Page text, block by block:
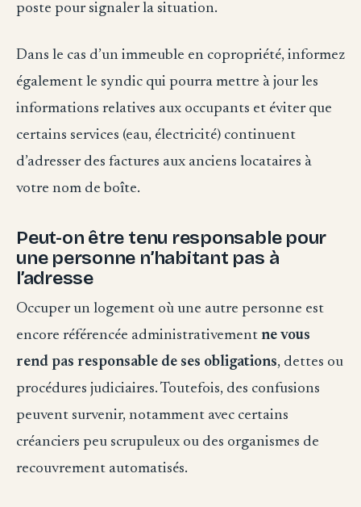
poste pour signaler la situation.
Dans le cas d’un immeuble en copropriété, informez
également le syndic qui pourra mettre à jour les
informations relatives aux occupants et éviter que
certains services (eau, électricité) continuent
d’adresser des factures aux anciens locataires à
votre nom de boîte.
Peut-on être tenu responsable pour
une personne n’habitant pas à
l’adresse
Occuper un logement où une autre personne est
encore référencée administrativement ne vous
rend pas responsable de ses obligations, dettes ou
procédures judiciaires. Toutefois, des confusions
peuvent survenir, notamment avec certains
créanciers peu scrupuleux ou des organismes de
recouvrement automatisés.